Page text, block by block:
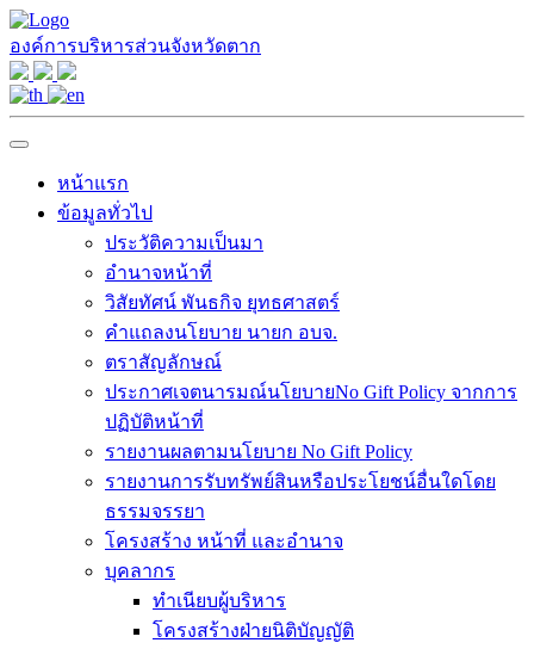
องค์การบริหารส่วนจังหวัดตาก
หน้าแรก
ข้อมูลทั่วไป
ประวัติความเป็นมา
อำนาจหน้าที่
วิสัยทัศน์ พันธกิจ ยุทธศาสตร์
คำแถลงนโยบาย นายก อบจ.
ตราสัญลักษณ์
ประกาศเจตนารมณ์นโยบายNo Gift Policy จากการ
ปฏิบัติหน้าที่
รายงานผลตามนโยบาย No Gift Policy
รายงานการรับทรัพย์สินหรือประโยชน์อื่นใดโดย
ธรรมจรรยา
โครงสร้าง หน้าที่ และอำนาจ
บุคลากร
ทำเนียบผู้บริหาร
โครงสร้างฝ่ายนิติบัญญัติ